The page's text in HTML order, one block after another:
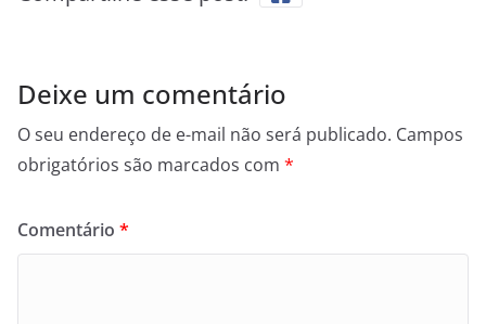
Deixe um comentário
O seu endereço de e-mail não será publicado. Campos
obrigatórios são marcados com *
Comentário *